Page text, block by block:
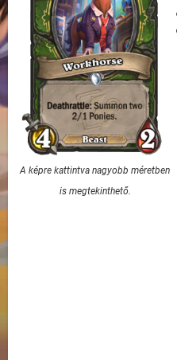
A képre kattintva nagyobb méretben
is megtekinthető.